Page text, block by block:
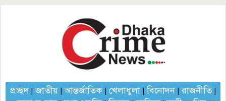
প্রচ্ছদ|জাতীয়|আন্তর্জাতিক| খেলাধুলা|বিনোদন|রাজনীতি|